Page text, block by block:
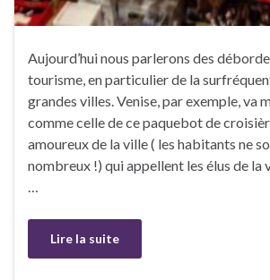
Aujourd’hui nous parlerons des
tourisme, en particulier de la
grandes villes. Venise, par exemple, va
comme celle de ce paquebot de
amoureux de la ville ( les habitants ne
nombreux !) qui appellent les élus de la
…
Lire la suite